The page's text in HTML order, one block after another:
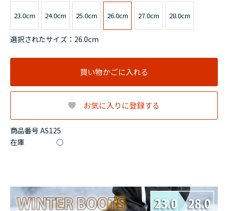
商品番号 AS125
在庫 ○
23.0cm 24.0cm 25.0cm 26.0cm 27.0cm 28.0cm
選択されたサイズ：26.0cm
買い物かごに入れる
お気に入りに登録する